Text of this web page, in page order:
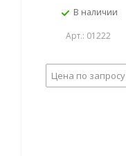
В наличии
Арт.: 01222
Цена по запросу